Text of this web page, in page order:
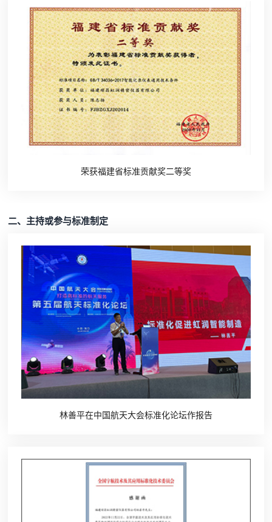
荣获福建省标准贡献奖二等奖
二、主持或参与标准制定
林善平在中国航天大会标准化论坛作报告